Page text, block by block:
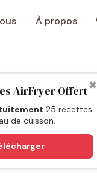
À propos
✖
AirFryer Offert
25 recettes
de cuisson.